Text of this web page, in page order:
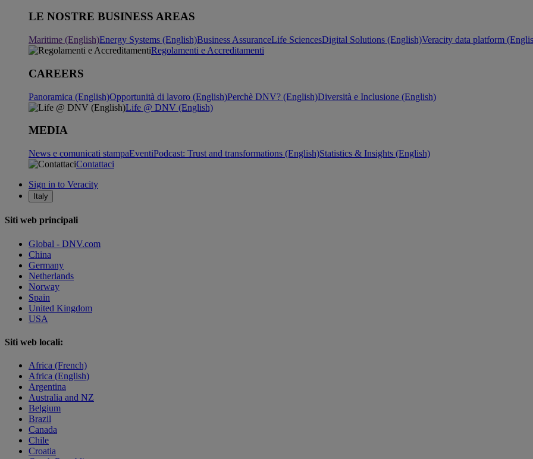
LE NOSTRE BUSINESS AREAS
Maritime (English)Energy Systems (English)Business AssuranceLife SciencesDigital Solutions (English)Veracity data platform
Regolamenti e Accreditamenti
CAREERS
Panoramica (English)Opportunità di lavoro (English)Perchè DNV? (English)Diversità e Inclusione (English)
Life @ DNV (English)
MEDIA
News e comunicati stampaEventiPodcast: Trust and transformations (English)Statistics & Insights (English)
Contattaci
Sign in to Veracity
Italy
Siti web principali
Global - DNV.com
China
Germany
Netherlands
Norway
Spain
United Kingdom
USA
Siti web locali:
Africa (French)
Africa (English)
Argentina
Australia and NZ
Belgium
Brazil
Canada
Chile
Croatia